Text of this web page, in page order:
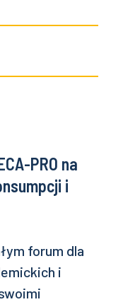
PRO na
i
forum dla
i